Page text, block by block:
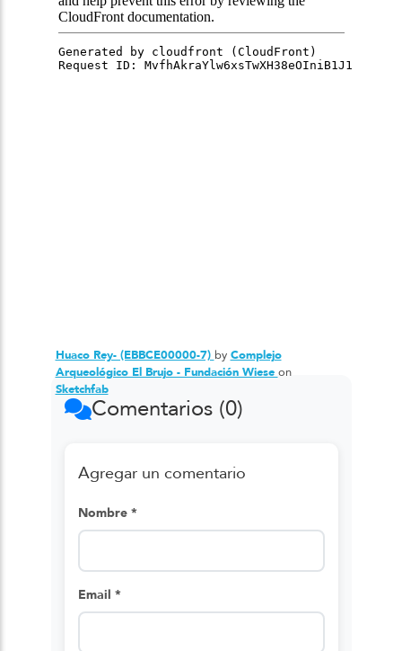
Huaco Rey- (EBBCE00000-7) by Complejo
Arqueológico El Brujo - Fundación Wiese on
Sketchfab
Comentarios (0)
Agregar un comentario
Nombre *
Email *